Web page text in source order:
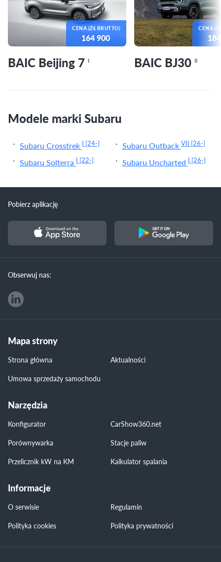
CENA (ZŁ BRUTTO)
164 900
BAIC Beijing 7 I
CENA
BAIC BJ30 II
Modele marki Subaru
Subaru Crosstrek I [24-] Subaru Outback VII [26-]
Subaru Solterra I [22-] Subaru Uncharted I [26-]
Pobierz aplikację
Obserwuj nas:
Mapa strony
Strona główna
Aktualności
Umowa sprzedaży samochodu
Narzędzia
Konfigurator
CarShow360.net
Porównywarka
Stacje paliw
Przelicznik kW na KM
Kalkulator spalania
Informacje
O serwisie
Regulamin
Polityka cookies
Polityka prywatności